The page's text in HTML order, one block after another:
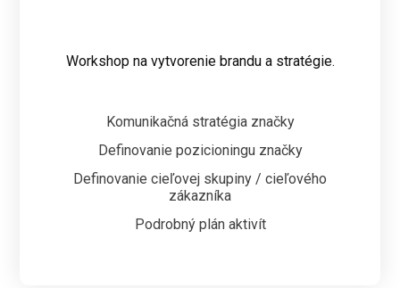
Workshop na vytvorenie brandu a stratégie.
Komunikačná stratégia značky
Definovanie pozicioningu značky
Definovanie cieľovej skupiny / cieľového
zákazníka
Podrobný plán aktivít